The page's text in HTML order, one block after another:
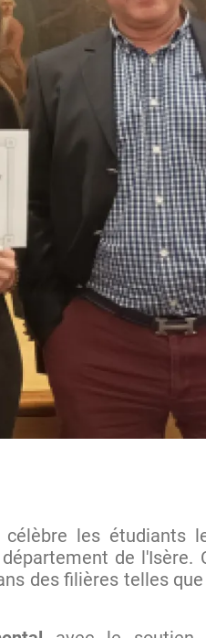
célèbre les étudiants
de l'Isère.
des filières telles que